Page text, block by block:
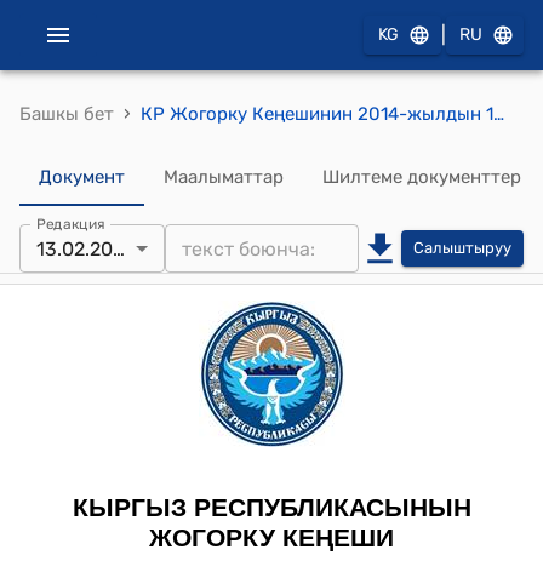
KG RU
Башкы бет › КР Жогорку Кеңешинин 2014-жылдын 13-февралындагы № 3824-V "Кыргыз Республикасынын ченемдик укуктук актылары жөнүндө" Кыргыз Республикасынын Мыйзамына толуктоо киргизүү тууралуу" Кыргыз Республикасынын Мыйзамын кабыл алуу жөнүндө" токтому
Документ Маалыматтар Шилтеме документтер
Редакция
13.02.2014 Салыштыруу